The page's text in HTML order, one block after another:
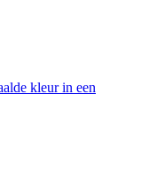
kleur in een